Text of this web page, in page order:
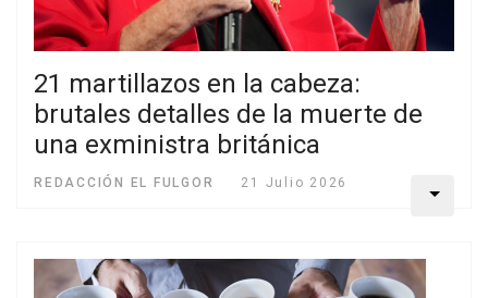
21 martillazos en la cabeza:
brutales detalles de la muerte de
una exministra británica
REDACCIÓN EL FULGOR 21 Julio 2026